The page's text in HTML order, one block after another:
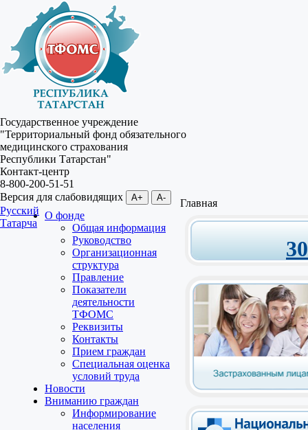
Государственное учреждение
"Территориальный фонд обязательного
медицинского страхования
Республики Татарстан"
Контакт-центр
8-800-200-51-51
Версия для слабовидящих
A+ A-
Русский
Татарча
О фонде
Общая информация
Руководство
Организационная
структура
Правление
Показатели
деятельности
ТФОМС
Реквизиты
Контакты
Прием граждан
Специальная оценка
условий труда
Новости
Вниманию граждан
Информирование
населения
Главная